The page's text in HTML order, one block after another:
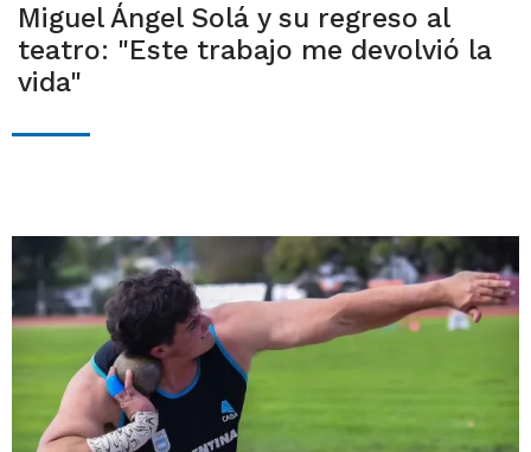
Miguel Ángel Solá y su regreso al
teatro: "Este trabajo me devolvió la
vida"